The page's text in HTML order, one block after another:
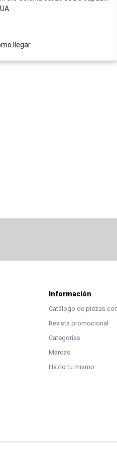
llegar
Información
Catálogo de piezas
Revista promocional
Categorías
Marcas
Hazlo tu mismo